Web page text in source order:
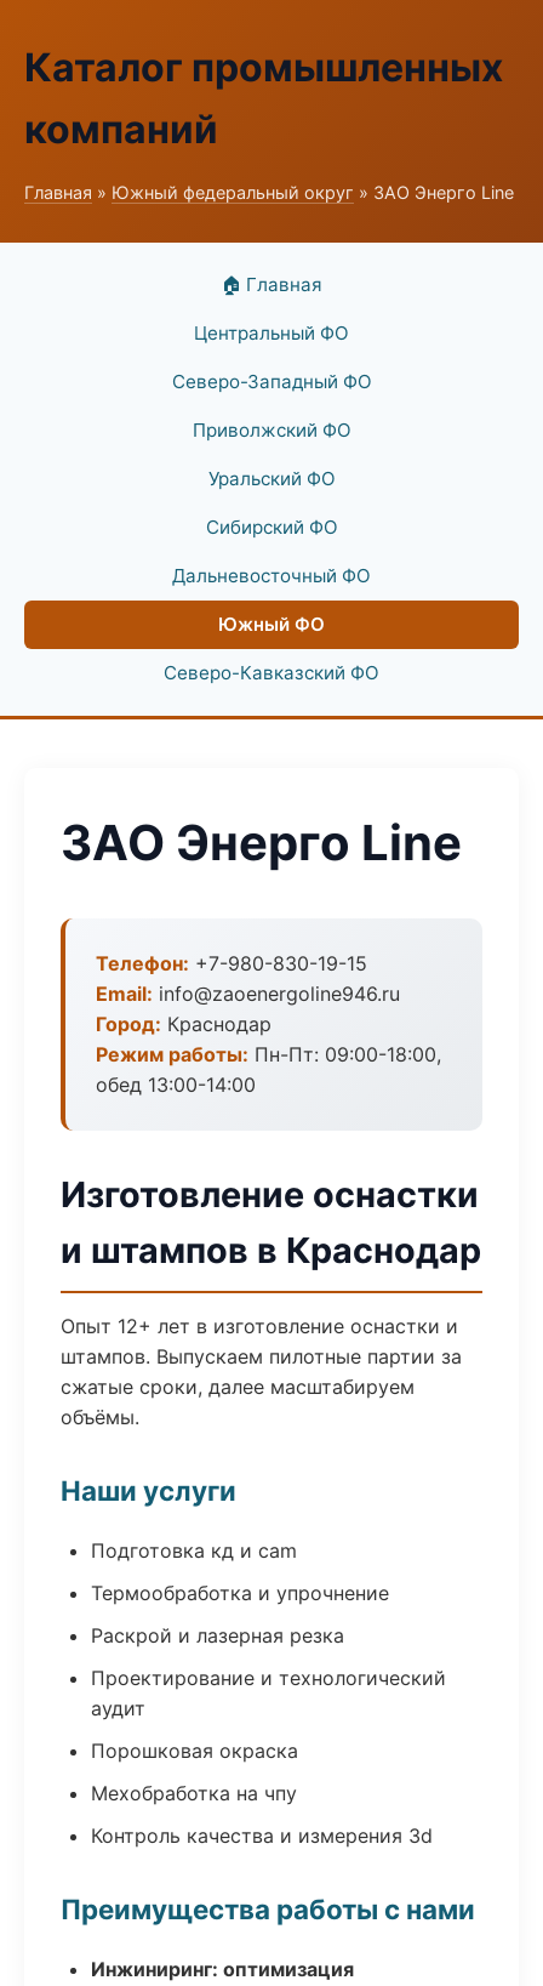
Каталог промышленных
компаний
Главная » Южный федеральный округ » ЗАО Энерго Line
🏠 Главная
Центральный ФО
Северо-Западный ФО
Приволжский ФО
Уральский ФО
Сибирский ФО
Дальневосточный ФО
Южный ФО
Северо-Кавказский ФО
ЗАО Энерго Line
Телефон: +7-980-830-19-15
Email: info@zaoenergoline946.ru
Город: Краснодар
Режим работы: Пн-Пт: 09:00-18:00,
обед 13:00-14:00
Изготовление оснастки
и штампов в Краснодар
Опыт 12+ лет в изготовление оснастки и
штампов. Выпускаем пилотные партии за
сжатые сроки, далее масштабируем
объёмы.
Наши услуги
Подготовка кд и cam
Термообработка и упрочнение
Раскрой и лазерная резка
Проектирование и технологический
аудит
Порошковая окраска
Мехобработка на чпу
Контроль качества и измерения 3d
Преимущества работы с нами
Инжиниринг: оптимизация